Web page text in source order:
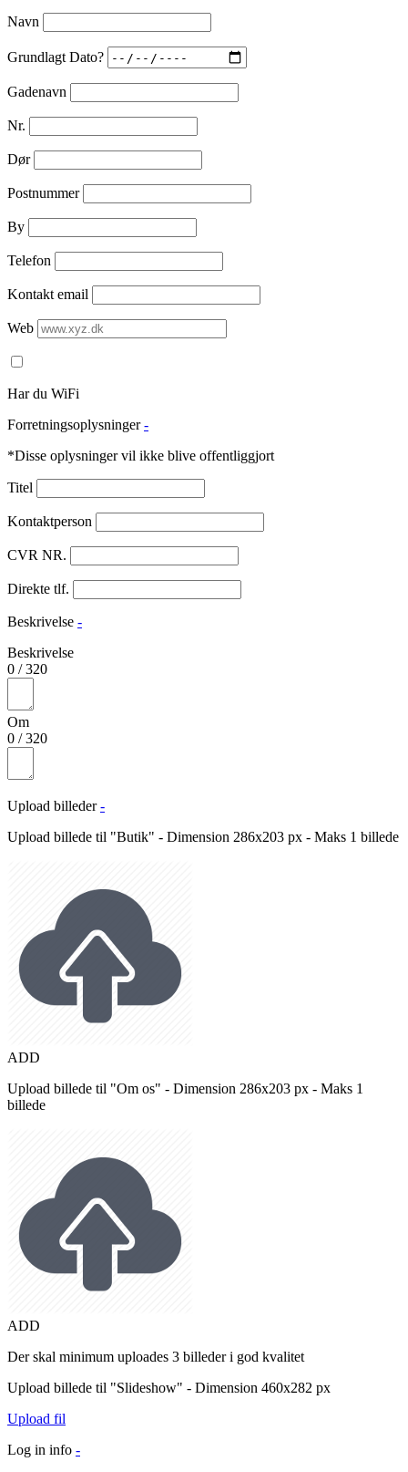
Navn
Grundlagt Dato?
Gadenavn
Nr.
Dør
Postnummer
By
Telefon
Kontakt email
Web
Har du WiFi
Forretningsoplysninger -
*Disse oplysninger vil ikke blive offentliggjort
Titel
Kontaktperson
CVR NR.
Direkte tlf.
Beskrivelse -
Beskrivelse
0 /320
Om
0 /320
Upload billeder -
Upload billede til "Butik" - Dimension 286x203 px - Maks 1 billede
ADD
Upload billede til "Om os" - Dimension 286x203 px - Maks 1
billede
ADD
Der skal minimum uploades 3 billeder i god kvalitet
Upload billede til "Slideshow" - Dimension 460x282 px
Upload fil
Log in info -